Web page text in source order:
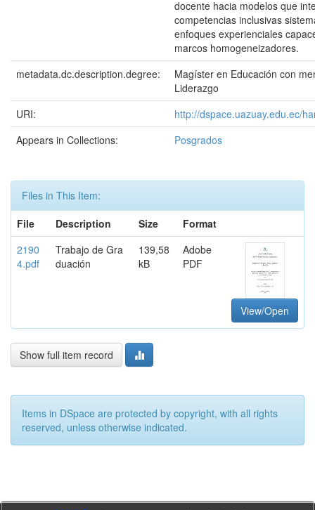
docente hacia modelos que
competencias inclusivas
enfoques experienciales
marcos homogeneizadores.
metadata.dc.description.degree:
Magíster en Educación con
Liderazgo
URI:
http://dspace.uazuay.edu.ec/
Appears in Collections:
Posgrados
Files in This Item:
File
Description Size
Format
2190
4.pdf
Trabajo de Gra
duación
139,58
kB
Adobe
PDF
View/Open
Show full item record
Items in DSpace are protected by copyright, with all rights
reserved, unless otherwise indicated.